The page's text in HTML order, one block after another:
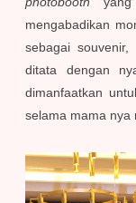
mengabadikan
sebagai
ditata dengan
dimanfaatkan
selama mama nya